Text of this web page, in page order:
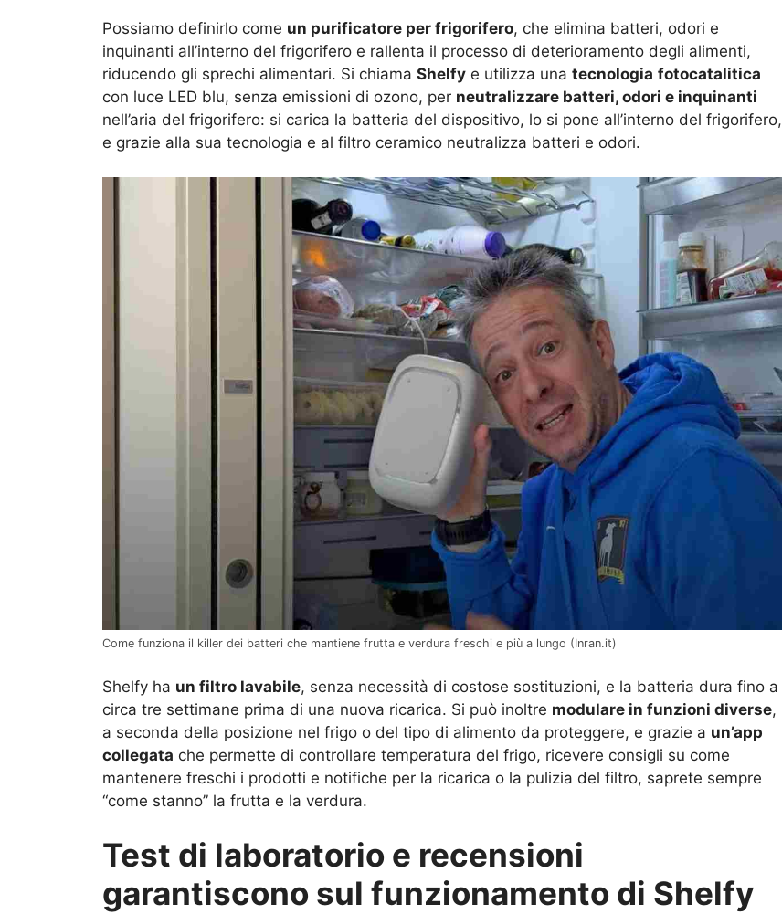
Possiamo definirlo come un purificatore per frigorifero, che elimina batteri, odori e
inquinanti all’interno del frigorifero e rallenta il processo di deterioramento degli alimenti,
riducendo gli sprechi alimentari. Si chiama Shelfy e utilizza una tecnologia fotocatalitica
con luce LED blu, senza emissioni di ozono, per neutralizzare batteri, odori e inquinanti
nell’aria del frigorifero: si carica la batteria del dispositivo, lo si pone all’interno del frigorifero,
e grazie alla sua tecnologia e al filtro ceramico neutralizza batteri e odori.
Come funziona il killer dei batteri che mantiene frutta e verdura freschi e più a lungo (Inran.it)
Shelfy ha un filtro lavabile, senza necessità di costose sostituzioni, e la batteria dura fino a
circa tre settimane prima di una nuova ricarica. Si può inoltre modulare in funzioni diverse,
a seconda della posizione nel frigo o del tipo di alimento da proteggere, e grazie a un’app
collegata che permette di controllare temperatura del frigo, ricevere consigli su come
mantenere freschi i prodotti e notifiche per la ricarica o la pulizia del filtro, saprete sempre
“come stanno” la frutta e la verdura.
Test di laboratorio e recensioni
garantiscono sul funzionamento di Shelfy